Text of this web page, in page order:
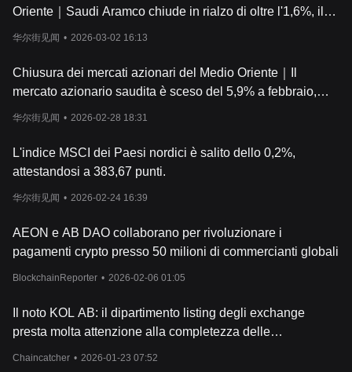
Oriente｜Saudi Aramco chiude in rialzo di oltre l'1,6%, il
mercato azionario del Qatar scende di circa il 4,3%
华尔街见闻 • 2026-03-02 16:13
Chiusura dei mercati azionari del Medio Oriente｜Il
mercato azionario saudita è sceso del 5,9% a febbraio,
Aramco ha perso circa il 3,3%, mentre il mercato azionario
华尔街见闻 • 2026-02-28 18:31
L'indice MSCI dei Paesi nordici è salito dello 0,2%,
attestandosi a 383,67 punti.
华尔街见闻 • 2026-02-24 16:39
AEON e AB DAO collaborano per rivoluzionare i
pagamenti crypto presso 50 milioni di commercianti globali
BlockchainReporter • 2026-02-06 01:05
Il noto KOL AB: il dipartimento listing degli exchange
presta molta attenzione alla completezza delle
Chaincatcher • 2026-01-23 07:52